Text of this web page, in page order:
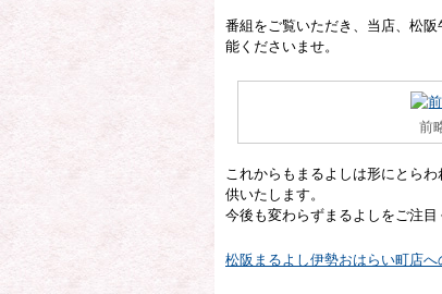
番組をご覧いただき、当店、松
能くださいませ。
前
これからもまるよしは形にとら
供いたします。
今後も変わらずまるよしをご注目
松阪まるよし伊勢おはらい町店へ